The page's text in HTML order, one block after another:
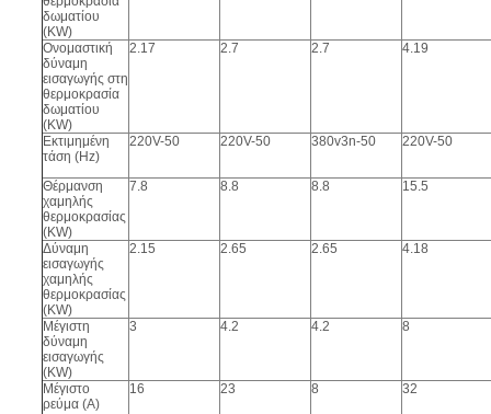
δωματίου
(KW)
Ονομαστική
δύναμη
εισαγωγής στη
θερμοκρασία
δωματίου
(KW)
2.17 2.7 2.7 4.19
Εκτιμημένη
τάση (Hz)
220V-50 220V-50 380v3n-50 220V-50
Θέρμανση
χαμηλής
θερμοκρασίας
(KW)
7.8 8.8 8.8 15.5
Δύναμη
εισαγωγής
χαμηλής
θερμοκρασίας
(KW)
2.15 2.65 2.65 4.18
Μέγιστη
δύναμη
εισαγωγής
(KW)
3 4.2 4.2 8
Μέγιστο
ρεύμα (Α)
16 23 8 32